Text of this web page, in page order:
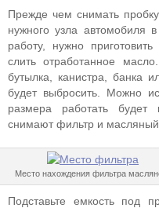
Прежде чем снимать
нужного узла автомобиля
работу, нужно
слить отработанное
бутылка, канистра, банка
будет выбросить. Можно
размера работать
снимают фильтр и масляный
Место нахождения фильтра
Подставьте емкость под